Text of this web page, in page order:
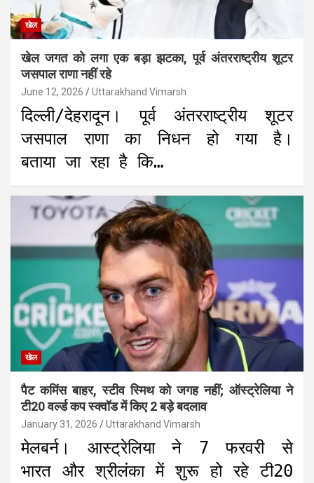
खेल
खेल जगत को लगा एक बड़ा झटका, पूर्व अंतरराष्ट्रीय शूटर
जसपाल राणा नहीं रहे
June 12, 2026 Uttarakhand Vimarsh
दिल्ली/देहरादून। पूर्व अंतरराष्ट्रीय शूटर
जसपाल राणा का निधन हो गया है।
बताया जा रहा है कि…
खेल
पैट कमिंस बाहर, स्टीव स्मिथ को जगह नहीं; ऑस्ट्रेलिया ने
टी20 वर्ल्ड कप स्क्वॉड में किए 2 बड़े बदलाव
January 31, 2026 Uttarakhand Vimarsh
मेलबर्न। आस्ट्रेलिया ने 7 फरवरी से
भारत और श्रीलंका में शुरू हो रहे टी20